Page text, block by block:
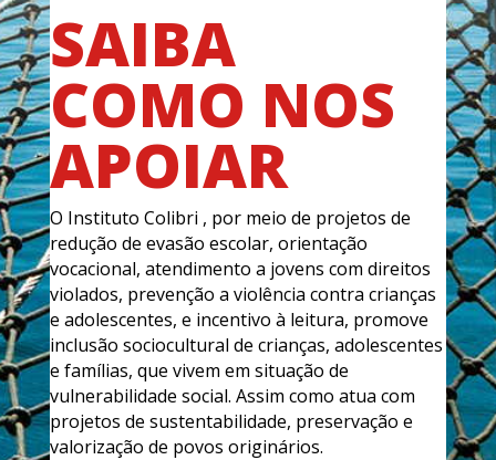
SAIBA
COMO NOS
APOIAR
O Instituto Colibri , por meio de projetos de
redução de evasão escolar, orientação
vocacional, atendimento a jovens com direitos
violados, prevenção a violência contra crianças
e adolescentes, e incentivo à leitura, promove
inclusão sociocultural de crianças, adolescentes
e famílias, que vivem em situação de
vulnerabilidade social. Assim como atua com
projetos de sustentabilidade, preservação e
valorização de povos originários.